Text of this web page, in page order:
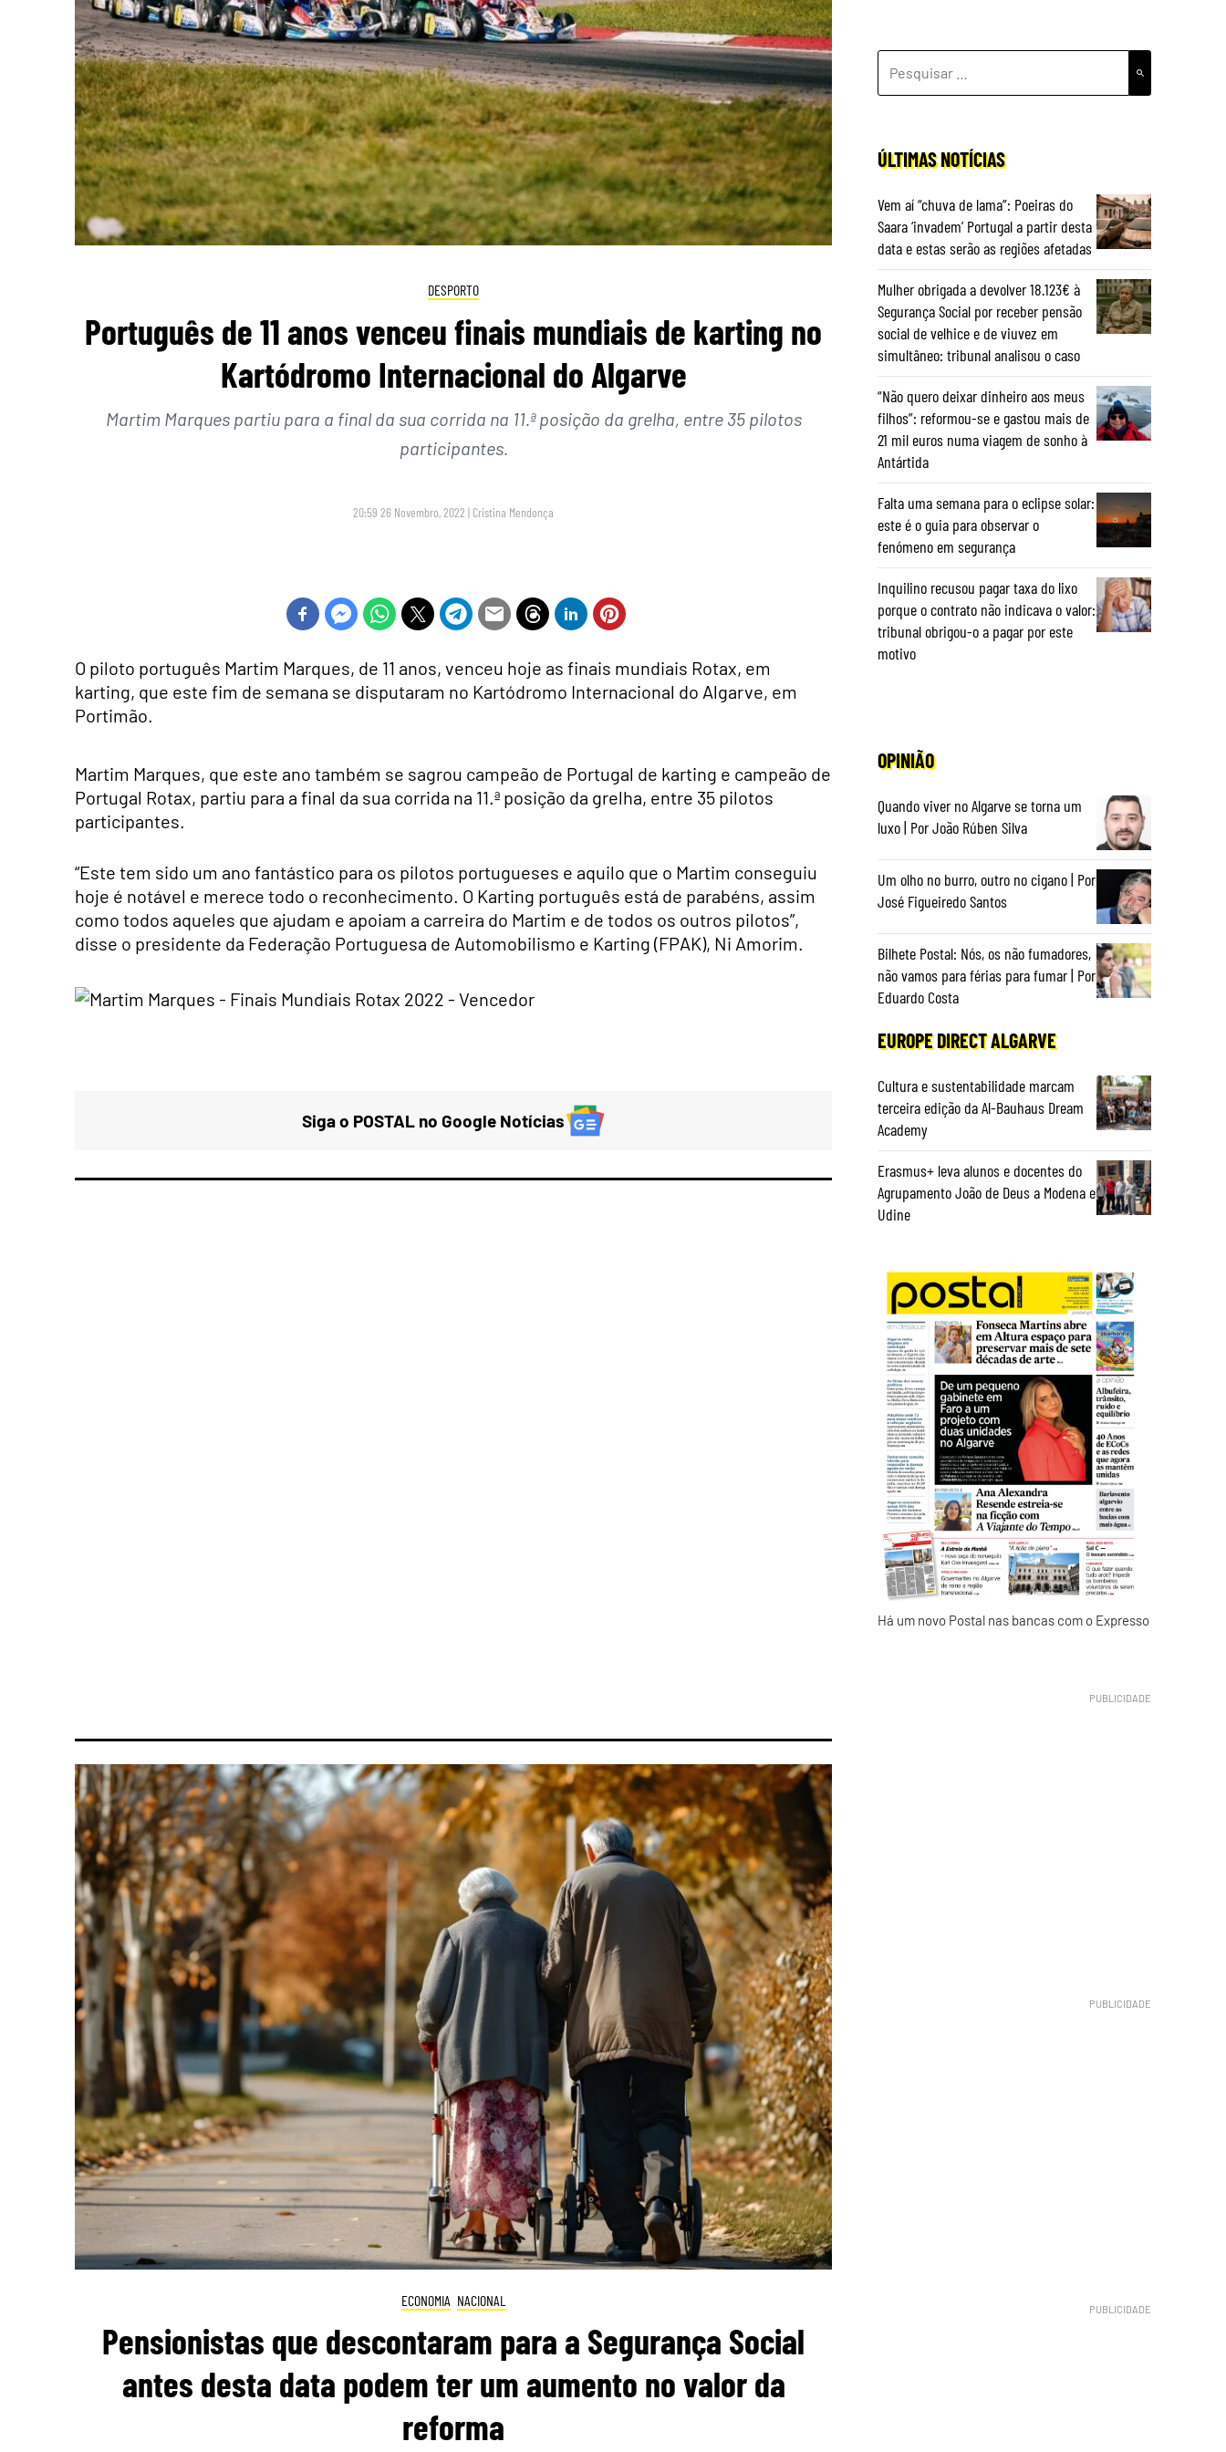
DESPORTO
Português de 11 anos venceu finais mundiais de karting no
Kartódromo Internacional do Algarve
Martim Marques partiu para a final da sua corrida na 11.ª posição da grelha, entre 35 pilotos
participantes.
20:59 26 Novembro, 2022 | Cristina Mendonça
O piloto português Martim Marques, de 11 anos, venceu hoje as finais mundiais Rotax, em
karting, que este fim de semana se disputaram no Kartódromo Internacional do Algarve, em
Portimão.
Martim Marques, que este ano também se sagrou campeão de Portugal de karting e campeão de
Portugal Rotax, partiu para a final da sua corrida na 11.ª posição da grelha, entre 35 pilotos
participantes.
“Este tem sido um ano fantástico para os pilotos portugueses e aquilo que o Martim conseguiu
hoje é notável e merece todo o reconhecimento. O Karting português está de parabéns, assim
como todos aqueles que ajudam e apoiam a carreira do Martim e de todos os outros pilotos”,
disse o presidente da Federação Portuguesa de Automobilismo e Karting (FPAK), Ni Amorim.
Siga o POSTAL no Google Notícias
ECONOMIA NACIONAL
Pensionistas que descontaram para a Segurança Social
antes desta data podem ter um aumento no valor da
reforma
POR:
ÚLTIMAS NOTÍCIAS
Vem aí “chuva de lama”: Poeiras do
Saara ‘invadem’ Portugal a partir desta
data e estas serão as regiões afetadas
Mulher obrigada a devolver 18.123€ à
Segurança Social por receber pensão
social de velhice e de viuvez em
simultâneo: tribunal analisou o caso
“Não quero deixar dinheiro aos meus
filhos”: reformou-se e gastou mais de
21 mil euros numa viagem de sonho à
Antártida
Falta uma semana para o eclipse solar:
este é o guia para observar o
fenómeno em segurança
Inquilino recusou pagar taxa do lixo
porque o contrato não indicava o valor:
tribunal obrigou-o a pagar por este
motivo
OPINIÃO
Quando viver no Algarve se torna um
luxo | Por João Rúben Silva
Um olho no burro, outro no cigano | Por
José Figueiredo Santos
Bilhete Postal: Nós, os não fumadores,
não vamos para férias para fumar | Por
Eduardo Costa
EUROPE DIRECT ALGARVE
Cultura e sustentabilidade marcam
terceira edição da Al-Bauhaus Dream
Academy
Erasmus+ leva alunos e docentes do
Agrupamento João de Deus a Modena e
Udine
Há um novo Postal nas bancas com o Expresso